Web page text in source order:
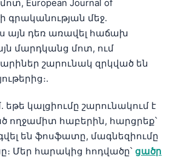
European Journal of
ի գրականության մեջ.
այն դեռ առավել հաճախ
մարդկանց մոտ, ում
շարունակ զրկված են
եթե կալցիումը շարունակում է
ողջամիտ հաբերին, հարցրեք՝
են ֆոսֆատը, մագնեզիումը
Մեր հարակից հոդվածը՝ ցածր